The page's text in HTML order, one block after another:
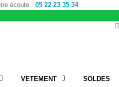
écoute : 05 22 23 35 34
VETEMENT SOLDES